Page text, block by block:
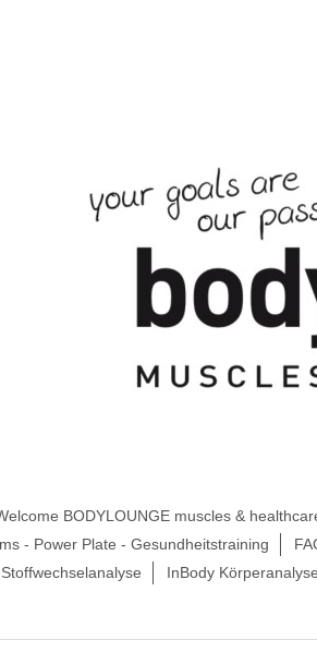
BODYLOUNGE muscles &
- Power Plate - Gesundheitstraining
InBody